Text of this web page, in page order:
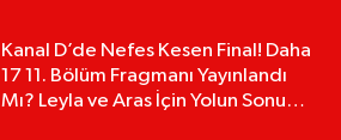
Kanal D’de Nefes Kesen Final! Daha
17 11. Bölüm Fragmanı Yayınlandı
Mı? Leyla ve Aras İçin Yolun Sonu